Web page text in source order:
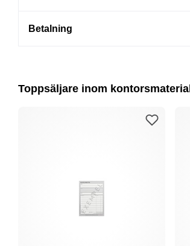
Betalning
Toppsäljare inom